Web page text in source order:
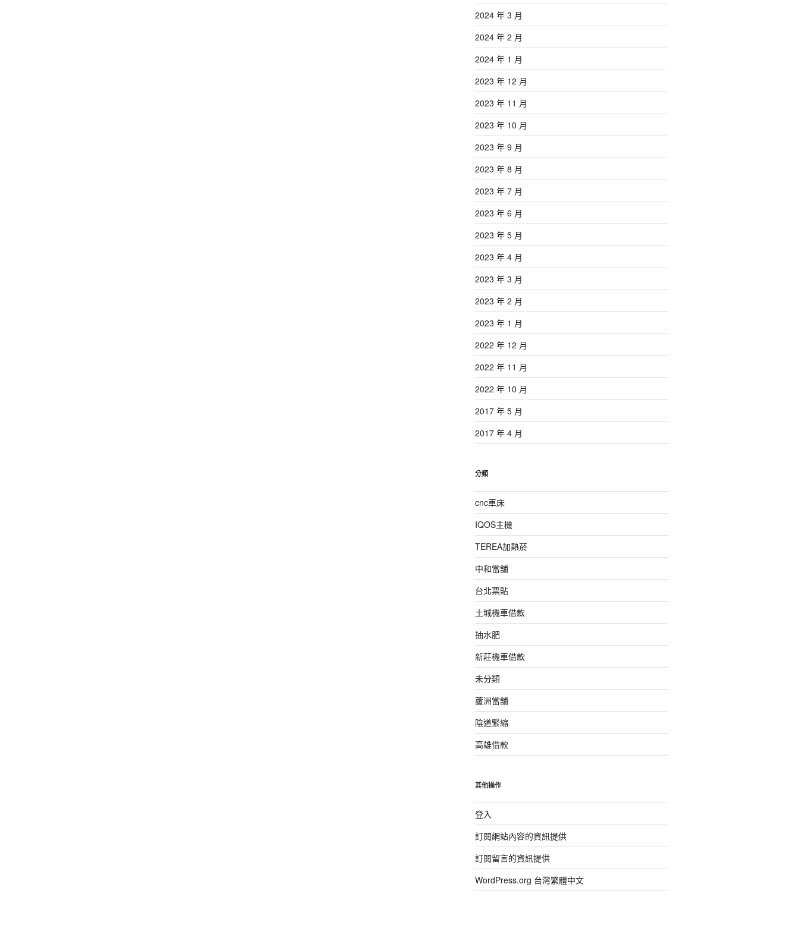
2024 年 3 月
2024 年 2 月
2024 年 1 月
2023 年 12 月
2023 年 11 月
2023 年 10 月
2023 年 9 月
2023 年 8 月
2023 年 7 月
2023 年 6 月
2023 年 5 月
2023 年 4 月
2023 年 3 月
2023 年 2 月
2023 年 1 月
2022 年 12 月
2022 年 11 月
2022 年 10 月
2017 年 5 月
2017 年 4 月
分類
cnc車床
IQOS主機
TEREA加熱菸
中和當舖
台北票貼
土城機車借款
抽水肥
新莊機車借款
未分類
蘆洲當舖
陰道緊縮
高雄借款
其他操作
登入
訂閱網站內容的資訊提供
訂閱留言的資訊提供
WordPress.org 台灣繁體中文